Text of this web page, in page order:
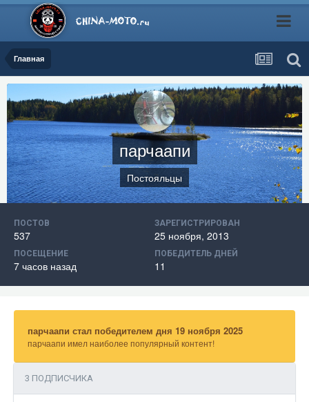
Главная
парчаапи
Постояльцы
ПОСТОВ
537
ЗАРЕГИСТРИРОВАН
25 ноября, 2013
ПОСЕЩЕНИЕ
7 часов назад
ПОБЕДИТЕЛЬ ДНЕЙ
11
парчаапи стал победителем дня 19 ноября 2025
парчаапи имел наиболее популярный контент!
3 ПОДПИСЧИКА